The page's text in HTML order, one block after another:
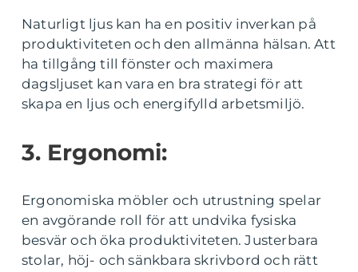
Naturligt ljus kan ha en positiv inverkan på
produktiviteten och den allmänna hälsan. Att
ha tillgång till fönster och maximera
dagsljuset kan vara en bra strategi för att
skapa en ljus och energifylld arbetsmiljö.
3. Ergonomi:
Ergonomiska möbler och utrustning spelar
en avgörande roll för att undvika fysiska
besvär och öka produktiviteten. Justerbara
stolar, höj- och sänkbara skrivbord och rätt